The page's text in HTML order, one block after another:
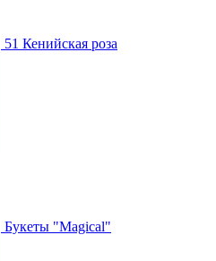
51 Кенийская роза
Букеты "Magical"